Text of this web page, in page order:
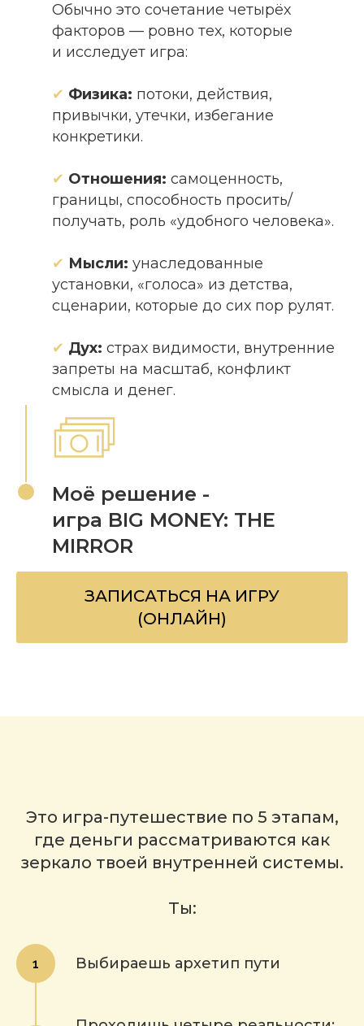
Обычно это сочетание четырёх
факторов — ровно тех, которые
и исследует игра:
✔ Физика: потоки, действия,
привычки, утечки, избегание
конкретики.
✔ Отношения: самоценность,
границы, способность просить/
получать, роль «удобного человека».
✔ Мысли: унаследованные
установки, «голоса» из детства,
сценарии, которые до сих пор рулят.
✔ Дух: страх видимости, внутренние
запреты на масштаб, конфликт
смысла и денег.
Моё решение -
игра BIG MONEY: THE
MIRROR
ЗАПИСАТЬСЯ НА ИГРУ
(ОНЛАЙН)
Это игра-путешествие по 5 этапам,
где деньги рассматриваются как
зеркало твоей внутренней системы.
Ты:
Выбираешь архетип пути